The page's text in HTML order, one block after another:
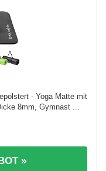
- Yoga Matte mit
8mm, Gymnast ...
»